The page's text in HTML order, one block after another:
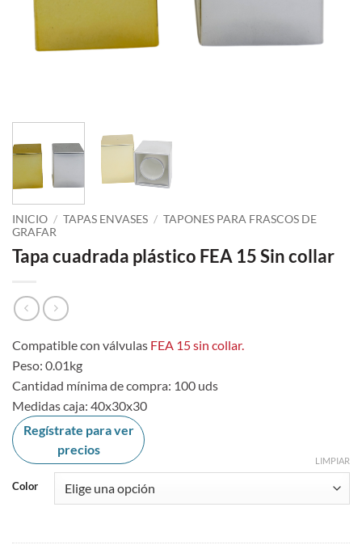
INICIO / TAPAS ENVASES / TAPONES PARA FRASCOS DE
GRAFAR
Tapa cuadrada plástico FEA 15 Sin collar
Compatible con válvulas FEA 15 sin collar.
Peso: 0.01kg
Cantidad mínima de compra: 100 uds
Medidas caja: 40x30x30
Regístrate para ver
precios
Color
LIMPIAR